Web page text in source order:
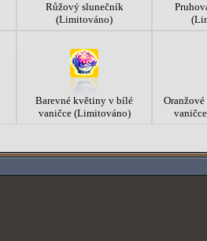
Růžový slunečník
(Limitováno)
Barevné květiny v bílé
vaničce (Limitováno)